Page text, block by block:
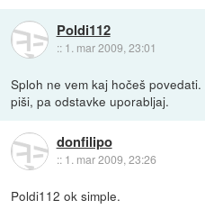
Poldi112
:: 1. mar 2009, 23:01
Sploh ne vem kaj hočeš
piši, pa odstavke uporabljaj.
donfilipo
:: 1. mar 2009, 23:26
Poldi112 ok simple.